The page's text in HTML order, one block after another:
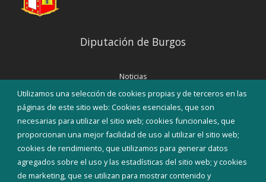
Utilizamos una selección de cookies propias y de terceros en las
páginas de este sitio web: Cookies esenciales, que son
necesarias para utilizar el sitio web; cookies funcionales, que
proporcionan una mejor facilidad de uso al utilizar el sitio web;
cookies de rendimiento, que utilizamos para generar datos
agregados sobre el uso y las estadísticas del sitio web; y cookies
de marketing, que se utilizan para mostrar contenido y
Diputación de Burgos
Noticias
Eventos
Corporación Municipal
Teléfonos de interés
INICIAR SESIÓN
MAPA WEB